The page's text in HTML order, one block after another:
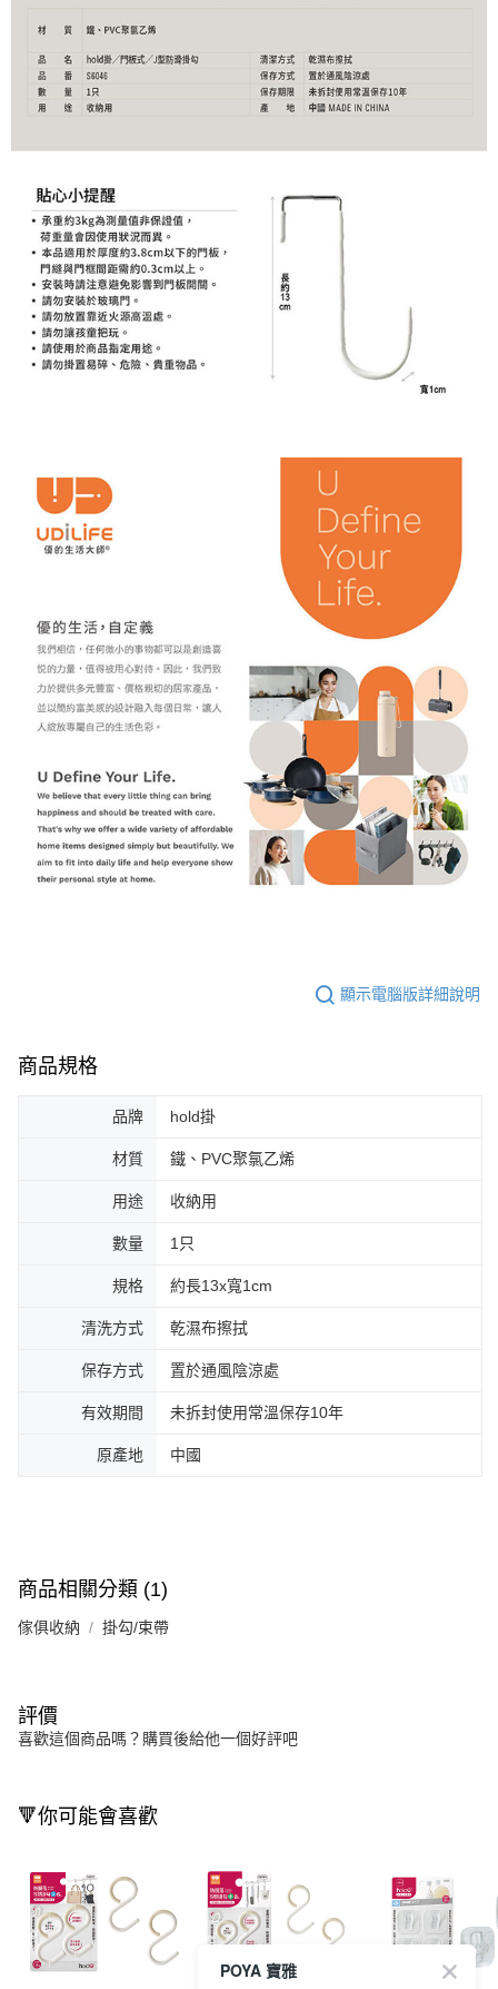
顯示電腦版詳細說明
商品規格
品牌 hold掛
材質 鐵、PVC聚氯乙烯
用途 收納用
數量 1只
規格 約長13x寬1cm
清洗方式 乾濕布擦拭
保存方式 置於通風陰涼處
有效期間 未拆封使用常溫保存10年
原產地 中國
商品相關分類 (1)
傢俱收納 掛勾/束帶
評價
喜歡這個商品嗎？購買後給他一個好評吧
🔻你可能會喜歡
POYA 寶雅